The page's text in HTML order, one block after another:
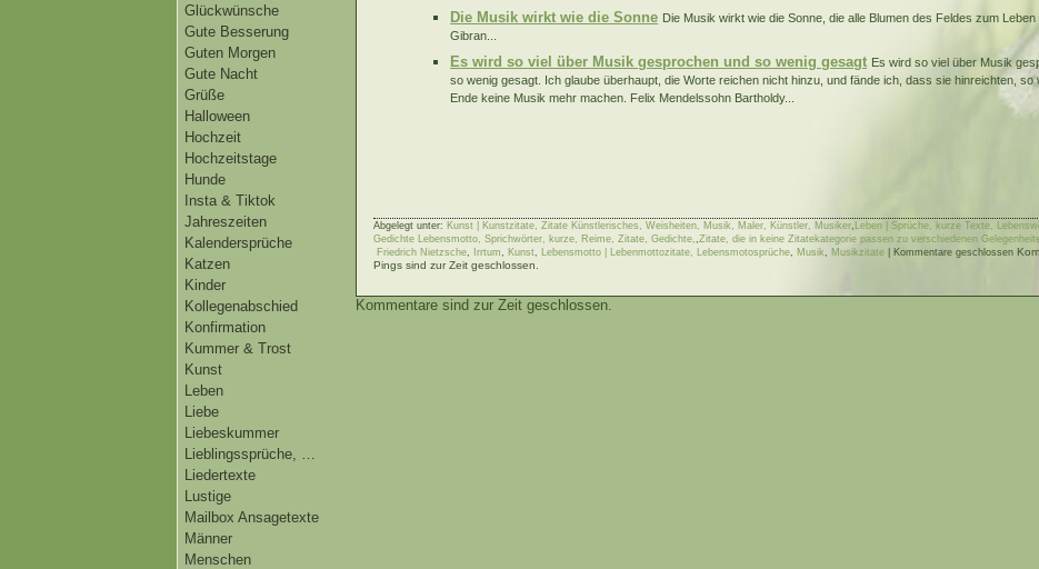
Glückwünsche
Gute Besserung
Guten Morgen
Gute Nacht
Grüße
Halloween
Hochzeit
Hochzeitstage
Hunde
Insta & Tiktok
Jahreszeiten
Kalendersprüche
Katzen
Kinder
Kollegenabschied
Konfirmation
Kummer & Trost
Kunst
Leben
Liebe
Liebeskummer
Lieblingssprüche, …
Liedertexte
Lustige
Mailbox Ansagetexte
Männer
Menschen
Die Musik wirkt wie die Sonne Die Musik wirkt wie die Sonne, die alle Blumen des Feldes zum
Gibran...
Es wird so viel über Musik gesprochen und so wenig gesagt Es wird so viel über Musik
so wenig gesagt. Ich glaube überhaupt, die Worte reichen nicht hinzu, und fände ich, dass sie hinreichten, so
Ende keine Musik mehr machen. Felix Mendelssohn Bartholdy...
Abgelegt unter: Kunst | Kunstzitate, Zitate Künstlerisches, Weisheiten, Musik, Maler, Künstler, Musiker, Leben | Sprüche, kurze Texte,
Gedichte Lebensmotto, Sprichwörter, kurze, Reime, Zitate, Gedichte,,Zitate, die in keine Zitatekategorie passen zu verschiedenen
Friedrich Nietzsche, Irrtum, Kunst, Lebensmotto | Lebenmottozitate, Lebensmotosprüche, Musik, Musikzitate Kommentare geschlossen
Pings sind zur Zeit geschlossen.
Kommentare sind zur Zeit geschlossen.